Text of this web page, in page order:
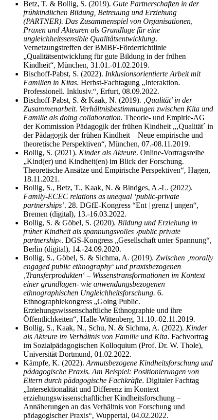
Betz, T. & Bollig, S. (2019). Gute Partnerschaften in der
frühkindlichen Bildung, Betreuung und Erziehung
(PARTNER). Das Zusammenspiel von Organisationen,
Praxen und Akteuren als Grundlage für eine
ungleichheitssensible Qualitätsentwicklung.
Vernetzungstreffen der BMBF-Förderrichtlinie
„Qualitätsentwicklung für gute Bildung in der frühen
Kindheit“, München, 31.01.-01.02.2019.
Bischoff-Pabst, S. (2022). Inklusionsorientierte Arbeit mit
Familien in Kitas. Herbst-Fachtagung „Interaktion.
Professionell. Inklusiv.“, Erfurt, 08.09.2022.
Bischoff-Pabst, S. & Kaak, N. (2019).
‚Qualität’ in der
Zusammenarbeit. Verhältnisbestimmungen zwischen Kita und
Familie als doing collaboration. Theorie- und Empirie-AG
der Kommission Pädagogik der frühen Kindheit „‚Qualität´ in
der Pädagogik der frühen Kindheit – Neue empirische und
theoretische Perspektiven“, München, 07.-08.11.2019.
Bollig, S. (2021). Kinder als Akteure. Online-Vortragsreihe
„Kind(er) und Kindheit(en) im Blick der Forschung.
Theoretische Ansätze und Empirische Perspektiven“, Hagen,
18.11.2021.
Bollig, S., Betz, T., Kaak, N. & Bindges, A.-L. (2022).
Family-ECEC relations as unequal ‘public-private
partnerships’. 28. DGfE-Kongress “Ent | grenz | ungen“,
Bremen (digital), 13.-16.03.2022.
Bollig, S. & Göbel, S. (2020). Bildung und Erziehung in
früher Kindheit als spannungsvolles ›public private
partnership‹. DGS-Kongress „Gesellschaft unter Spannung“,
Berlin (digital), 14.-24.09.2020.
Bollig, S., Göbel, S. & Sichma, A. (2019). Zwischen ‚morally
engaged public ethnography‘ und praxisbezogenen
‚Transferprodukten‘ – Wissenstransformationen im Kontext
einer grundlagen- wie anwendungsbezogenen
ethnographischen Ungleichheitsforschung. 6.
Ethnographiekongress „Going Public.
Erziehungswissenschaftliche Ethnographie und ihre
Öffentlichkeiten“, Halle-Wittenberg, 31.10.-02.11.2019.
Bollig, S., Kaak, N., Schu, N. & Sichma, A. (2022). Kinder
als Akteure im Verhältnis von Familie und Kita. Fachvortrag
im Sozialpädagogischen Kolloquium (Prof. Dr. W. Thole),
Universität Dortmund, 01.02.2022.
Kämpfe, K. (2022). Armutsbezogene Kindheitsforschung und
pädagogische Praxis. Am Beispiel: Positionierungen von
Eltern durch pädagogische Fachkräfte. Digitaler Fachtag
„Intersektionalität und Differenz im Kontext
erziehungswissenschaftlicher Kindheitsforschung –
Annäherungen an das Verhältnis von Forschung und
pädagogischer Praxis“, Wuppertal, 04.02.2022.